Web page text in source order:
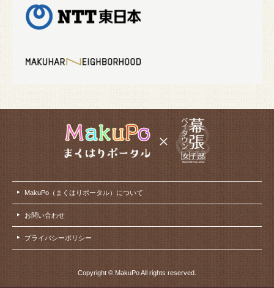
MakuPo（まくはりポータル）について
お問い合わせ
プライバシーポリシー
Copyright © MakuPo All rights reserved.